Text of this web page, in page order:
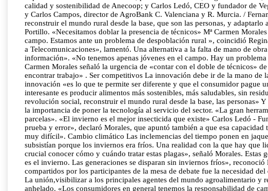
calidad y sostenibilidad de Anecoop; y Carlos Ledó, CEO y fundador de
y Carlos Campos, director de AgroBank C. Valenciana y R. Murcia. /
reconstruir el mundo rural desde la base, que son las personas, y
Portillo. «Necesitamos doblar la presencia de técnicos» Mª Carmen
campo. Estamos ante un problema de despoblación rural », coincidió
a Telecomunicaciones», lamentó. Una alternativa a la falta de mano de
información». «No tenemos apenas jóvenes en el campo. Hay un
Carmen Morales señaló la urgencia de «contar con el doble de técnicos»
encontrar trabajo» . Ser competitivos La innovación debe ir de la mano
innovación «es lo que te permite ser diferente y que el consumidor pague
interesante es producir alimentos más sostenibles, más saludables, sin
revolución social, reconstruir el mundo rural desde la base, las personas»
la importancia de poner la tecnología al servicio del sector. «La gran
parcelas». «El invierno es el mejor insecticida que existe» Carlos Ledó -
prueba y error», declaró Morales, que apuntó también a que esa
muy difícil». Cambio climático Las inclemencias del tiempo ponen en
subsistían porque los inviernos era fríos. Una realidad con la que hay que
crucial conocer cómo y cuándo tratar estas plagas», señaló Morales.
es el invierno. Las generaciones se disparan sin inviernos fríos»,
compartidos por los participantes de la mesa de debate fue la necesidad
La unión,visibilizar a los principales agentes del mundo agroalimentario y
anhelado. «Los consumidores en general tenemos la responsabilidad de